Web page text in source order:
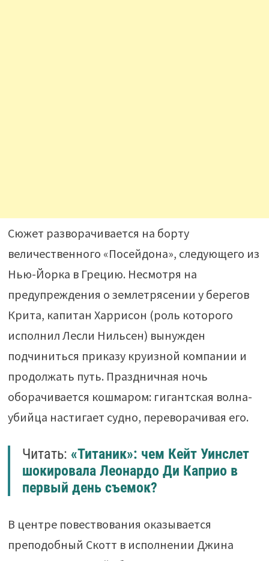
Сюжет разворачивается на борту
величественного «Посейдона», следующего из
Нью-Йорка в Грецию. Несмотря на
предупреждения о землетрясении у берегов
Крита, капитан Харрисон (роль которого
исполнил Лесли Нильсен) вынужден
подчиниться приказу круизной компании и
продолжать путь. Праздничная ночь
оборачивается кошмаром: гигантская волна-
убийца настигает судно, переворачивая его.
Читать: «Титаник»: чем Кейт Уинслет
шокировала Леонардо Ди Каприо в
первый день съемок?
В центре повествования оказывается
преподобный Скотт в исполнении Джина